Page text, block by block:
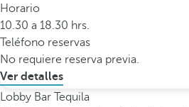
Horario
10.30 a 18.30 hrs.
Teléfono reservas
No requiere reserva previa.
Ver detalles
Lobby Bar Tequila